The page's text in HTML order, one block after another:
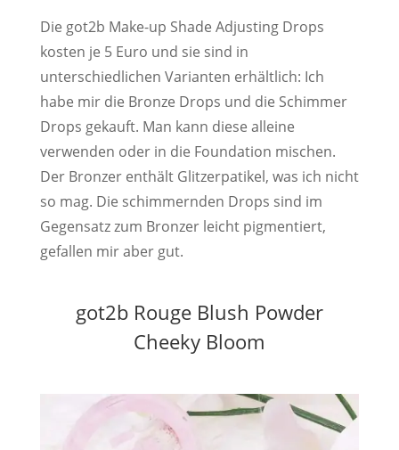
Die got2b Make-up Shade Adjusting Drops
kosten je 5 Euro und sie sind in
unterschiedlichen Varianten erhältlich: Ich
habe mir die Bronze Drops und die Schimmer
Drops gekauft. Man kann diese alleine
verwenden oder in die Foundation mischen.
Der Bronzer enthält Glitzerpatikel, was ich nicht
so mag. Die schimmernden Drops sind im
Gegensatz zum Bronzer leicht pigmentiert,
gefallen mir aber gut.
got2b Rouge Blush Powder
Cheeky Bloom